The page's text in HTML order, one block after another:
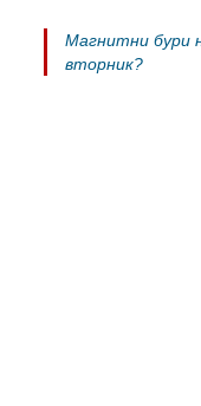
Магнитни бури
вторник?